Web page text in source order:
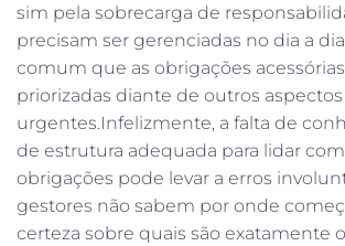
sim pela sobrecarga de
precisam ser gerenciadas no dia a
comum que as obrigações
priorizadas diante de outros
urgentes.Infelizmente, a falta de
de estrutura adequada para lidar com
obrigações pode levar a erros
gestores não sabem por onde
certeza sobre quais são exatamente